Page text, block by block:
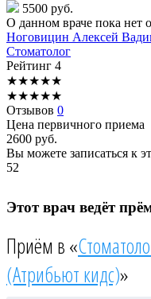
5500 руб.
О данном враче пока нет
Ноговицин Алексей
Стоматолог
Рейтинг 4
★★★★★
★★★★★
Отзывов 0
Цена первичного приема
2600 руб.
Вы можете записаться к
52
Этот врач ведёт
Приём в «
(Атрибьют кидс)»